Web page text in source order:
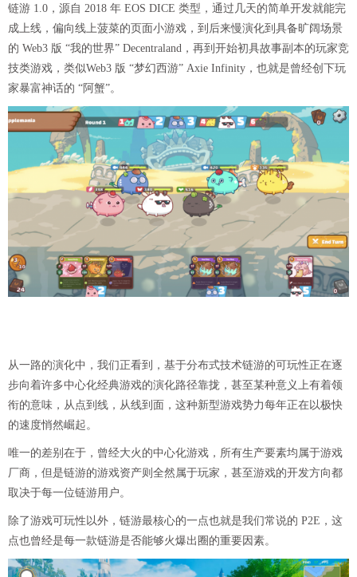
链游 1.0，源自 2018 年 EOS DICE 类型，通过几天的简单开发就能完
成上线，偏向线上菠菜的页面小游戏，到后来慢演化到具备旷阔场景
的 Web3 版 “我的世界” Decentraland，再到开始初具故事副本的玩家竞
技类游戏，类似Web3 版 “梦幻西游” Axie Infinity，也就是曾经创下玩
家暴富神话的 “阿蟹”。
从一路的演化中，我们正看到，基于分布式技术链游的可玩性正在逐
步向着许多中心化经典游戏的演化路径靠拢，甚至某种意义上有着领
衔的意味，从点到线，从线到面，这种新型游戏势力每年正在以极快
的速度悄然崛起。
唯一的差别在于，曾经大火的中心化游戏，所有生产要素均属于游戏
厂商，但是链游的游戏资产则全然属于玩家，甚至游戏的开发方向都
取决于每一位链游用户。
除了游戏可玩性以外，链游最核心的一点也就是我们常说的 P2E，这
点也曾经是每一款链游是否能够火爆出圈的重要因素。